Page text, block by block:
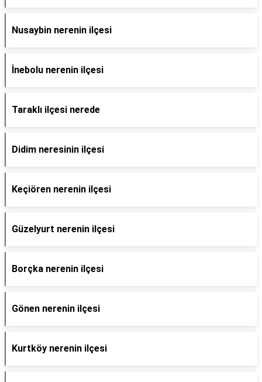
Nusaybin nerenin ilçesi
İnebolu nerenin ilçesi
Taraklı ilçesi nerede
Didim neresinin ilçesi
Keçiören nerenin ilçesi
Güzelyurt nerenin ilçesi
Borçka nerenin ilçesi
Gönen nerenin ilçesi
Kurtköy nerenin ilçesi